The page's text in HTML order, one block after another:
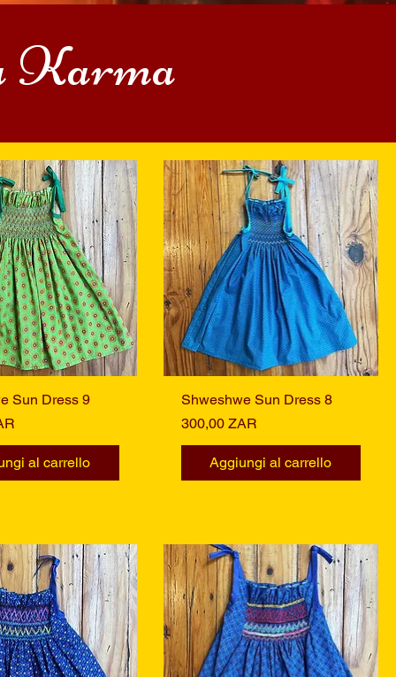
Karma
rapida
Sun Dress 9
al carrello
Vista rapida
Shweshwe Sun Dress 8
Prezzo
300,00 ZAR
Aggiungi al carrello